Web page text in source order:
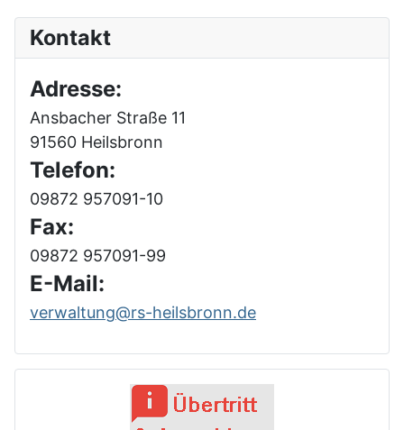
Kontakt
Adresse:
Ansbacher Straße 11
91560 Heilsbronn
Telefon:
09872 957091-10
Fax:
09872 957091-99
E-Mail:
verwaltung@rs-heilsbronn.de